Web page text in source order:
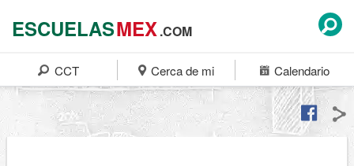
ESCUELASMEX.COM
CCT Cerca de mi Calendario